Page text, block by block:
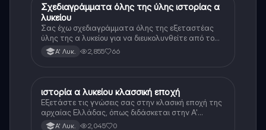
Ιστορία
Σχεδιαγράμματα όλης της ύλης ιστορίας α
λυκείου
Σας έχω σχεδιαγράμματα όλης της εξεταστέας
ύλης της α λυκείου για να διευκολυνθείτε από το
τεράστιο βάρος του βιβλίου
Α' Λυκ. 2,855 66
Ιστορία
ιστορία α λυκείου κλασσική εποχή
Εξετάστε τις γνώσεις σας στην κλασική εποχή της
αρχαίας Ελλάδας, όπως διδάσκεται στην Α'
Λυκείου.Α' Λυκ. 2,045 0